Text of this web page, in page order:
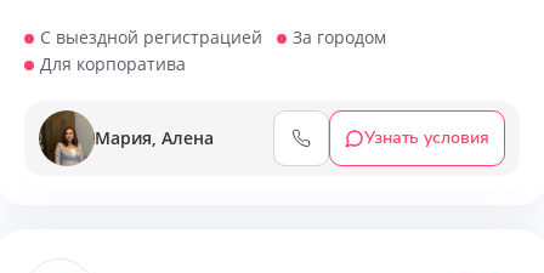
С выездной регистрацией
За городом
Для корпоратива
Мария, Алена Узнать условия